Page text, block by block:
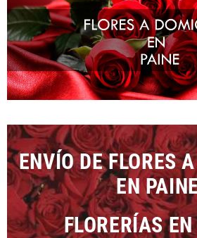
ENVÍO DE FLORES
EN
FLORERÍAS